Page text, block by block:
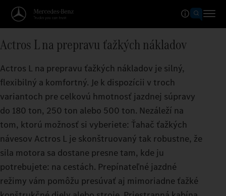
Actros L na prepravu ťažkých nákladov
Actros L na prepravu ťažkých nákladov je silný,
flexibilný a komfortný. Je k dispozícii v troch
variantoch pre celkovú hmotnosť jazdnej súpravy
do 180 ton, 250 ton alebo 500 ton. Nezáleží na
tom, ktorú možnosť si vyberiete: Ťahač ťažkých
návesov Actros L je skonštruovaný tak robustne, že
sila motora sa dostane presne tam, kde ju
potrebujete: na cestách. Prepínateľné jazdné
režimy vám pomôžu presúvať aj mimoriadne ťažké